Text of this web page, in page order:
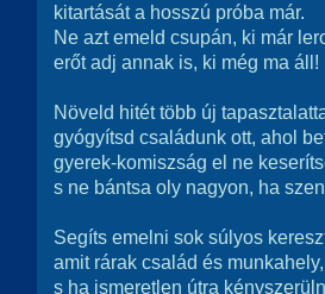
kitartását a hosszú próba már.
Ne azt emeld csupán, ki már
erőt adj annak is, ki még ma áll!
Növeld hitét több új
gyógyítsd családunk ott, ahol
gyerek-komiszság el ne
s ne bántsa oly nagyon, ha
Segíts emelni sok súlyos
amit rárak család és munkahely,
s ha ismeretlen útra